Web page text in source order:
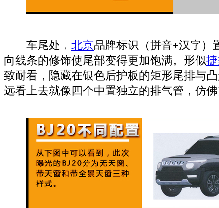
车尾处， 北京品牌标识（拼音+汉字）
向线条的修饰使尾部变得更加饱满。形似
致耐看，隐藏在银色后护板的矩形尾排与
远看上去就像四个中置独立的排气管，仿